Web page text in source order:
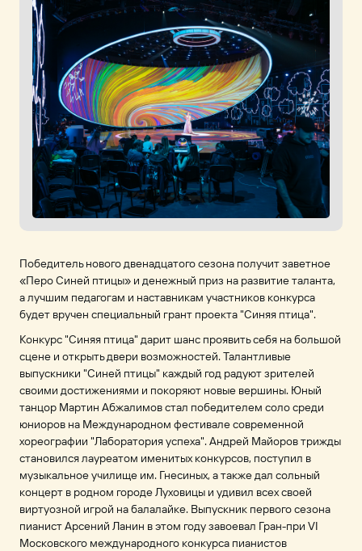
Победитель нового двенадцатого сезона получит заветное
«Перо Синей птицы» и денежный приз на развитие таланта,
а лучшим педагогам и наставникам участников конкурса
будет вручен специальный грант проекта "Синяя птица".
Конкурс "Синяя птица" дарит шанс проявить себя на большой
сцене и открыть двери возможностей. Талантливые
выпускники "Синей птицы" каждый год радуют зрителей
своими достижениями и покоряют новые вершины. Юный
танцор Мартин Абжалимов стал победителем соло среди
юниоров на Международном фестивале современной
хореографии "Лаборатория успеха". Андрей Майоров трижды
становился лауреатом именитых конкурсов, поступил в
музыкальное училище им. Гнесиных, а также дал сольный
концерт в родном городе Луховицы и удивил всех своей
виртуозной игрой на балалайке. Выпускник первого сезона
пианист Арсений Ланин в этом году завоевал Гран-при VI
Московского международного конкурса пианистов